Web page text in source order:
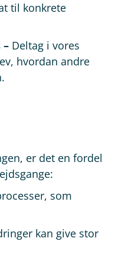
til konkrete
Deltag i vores
hvordan andre
er det en fordel
som
kan give stor